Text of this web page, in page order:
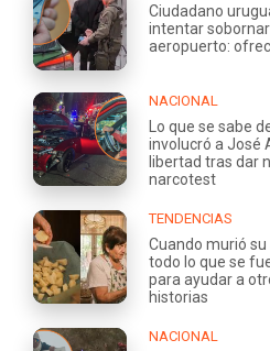
Ciudadano
intentar sobornar
aeropuerto:
NACIONAL
Lo que se sabe
involucró a José
libertad tras dar
narcotest
TENDENCIAS
Cuando murió
todo lo que se
para ayudar a
historias
NACIONAL